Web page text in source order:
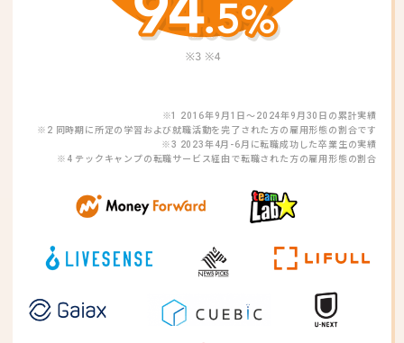
※1 2016年9月1日〜2024年9月30日の累計実績
※2 同時期に所定の学習および就職活動を完了された方の雇用形態の割合です
※3 2023年4月-6月に転職成功した卒業生の実績
※4 テックキャンプの転職サービス経由で転職された方の雇用形態の割合